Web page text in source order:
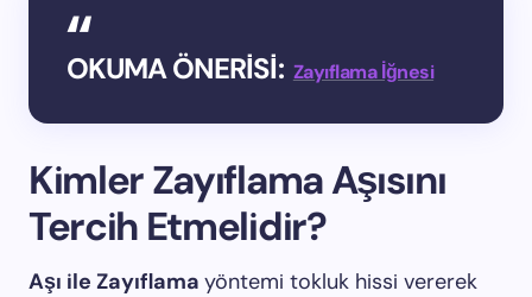
OKUMA ÖNERİSİ: Zayıflama İğnesi
Kimler Zayıflama Aşısını
Tercih Etmelidir?
Aşı ile Zayıflama yöntemi tokluk hissi vererek